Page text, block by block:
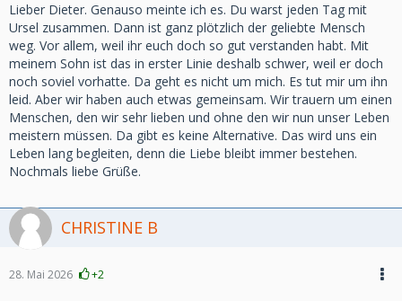
Lieber Dieter. Genauso meinte ich es. Du warst jeden Tag mit
Ursel zusammen. Dann ist ganz plötzlich der geliebte Mensch
weg. Vor allem, weil ihr euch doch so gut verstanden habt. Mit
meinem Sohn ist das in erster Linie deshalb schwer, weil er doch
noch soviel vorhatte. Da geht es nicht um mich. Es tut mir um ihn
leid. Aber wir haben auch etwas gemeinsam. Wir trauern um einen
Menschen, den wir sehr lieben und ohne den wir nun unser Leben
meistern müssen. Da gibt es keine Alternative. Das wird uns ein
Leben lang begleiten, denn die Liebe bleibt immer bestehen.
Nochmals liebe Grüße.
CHRISTINE B
28. Mai 2026 +2